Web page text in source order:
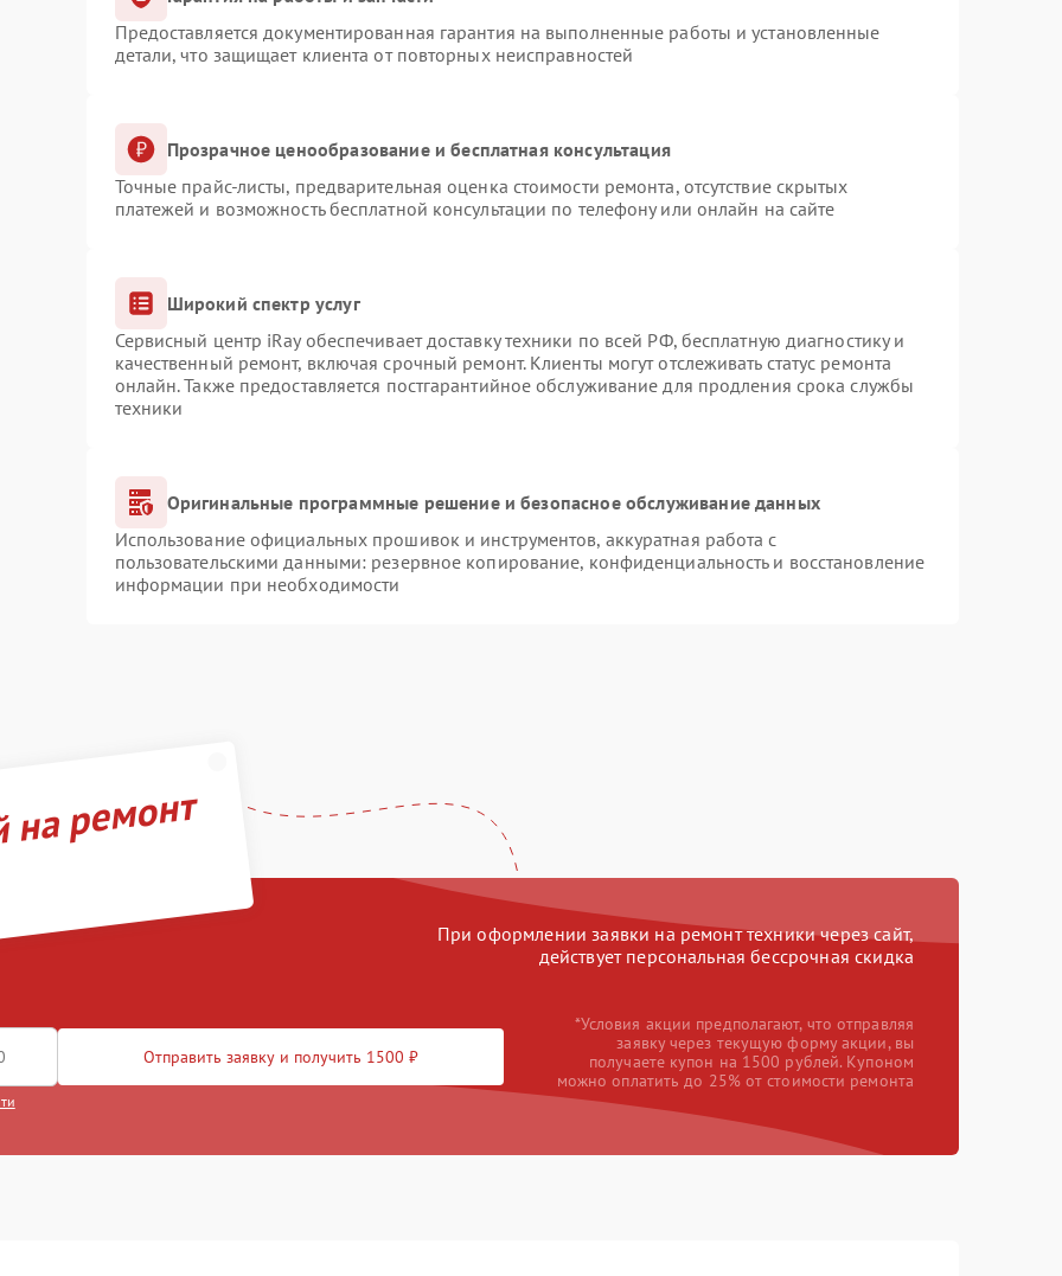
Предоставляется документированная гарантия на выполненные работы и установленные
детали, что защищает клиента от повторных неисправностей
Прозрачное ценообразование и бесплатная консультация
Точные прайс-листы, предварительная оценка стоимости ремонта, отсутствие скрытых
платежей и возможность бесплатной консультации по телефону или онлайн на сайте
Широкий спектр услуг
Сервисный центр iRay обеспечивает доставку техники по всей РФ, бесплатную диагностику и
качественный ремонт, включая срочный ремонт. Клиенты могут отслеживать статус ремонта
онлайн. Также предоставляется постгарантийное обслуживание для продления срока службы
техники
Оригинальные программные решение и безопасное обслуживание данных
Использование официальных прошивок и инструментов, аккуратная работа с
пользовательскими данными: резервное копирование, конфиденциальность и восстановление
информации при необходимости
ремонт
При оформлении заявки на ремонт техники через сайт,
действует персональная бессрочная скидка
Отправить заявку и получить 1500 ₽
*Условия акции предполагают, что отправляя
заявку через текущую форму акции, вы
получаете купон на 1500 рублей. Купоном
можно оплатить до 25% от стоимости ремонта